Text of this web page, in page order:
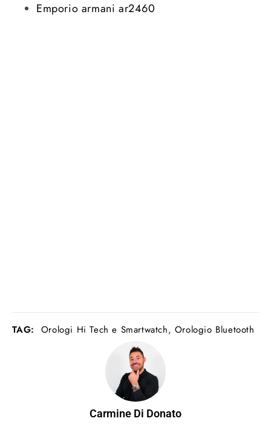
Emporio armani ar2460
TAG: Orologi Hi Tech e Smartwatch, Orologio Bluetooth
Carmine Di Donato